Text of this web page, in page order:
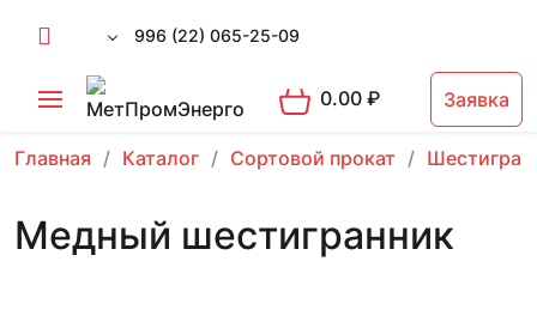
996 (22) 065-25-09
0.00₽ Заявка
Главная Каталог Сортовой прокат
Медный шестигранник